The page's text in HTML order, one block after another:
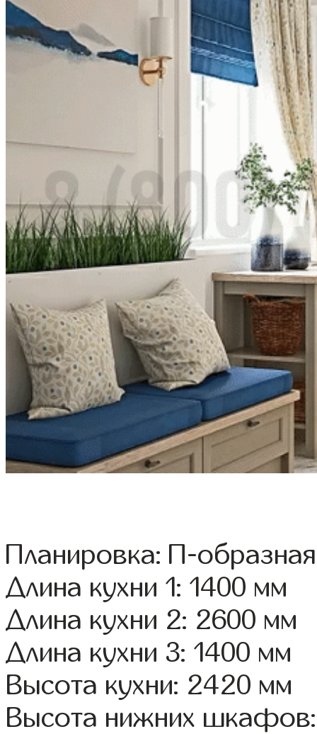
Планировка: П-образная
Длина кухни 1: 1400 мм
Длина кухни 2: 2600 мм
Длина кухни 3: 1400 мм
Высота кухни: 2420 мм
Высота нижних